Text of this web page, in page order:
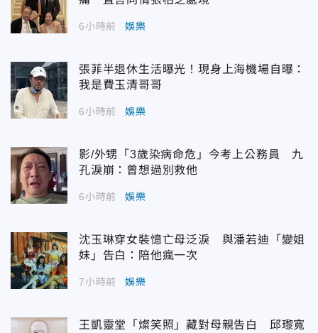
6小時前 娛樂
張菲半退休生活曝光！現身上海機場自曝：
我是費玉清哥哥
6小時前 娛樂
影/外甥「3歲染病命危」今考上公務員 九
孔淚崩：曾想過別救他
6小時前 娛樂
沈玉琳穿女裝憶亡母泛淚 與潘若迪「變姐
妹」告白：陪他瘋一次
7小時前 娛樂
王凱靈堂「燦笑照」藏對母親告白 邱瓈寬